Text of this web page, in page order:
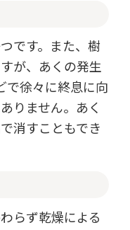
です。また、樹
が、あくの発生
で徐々に終息に向
りません。あく
消すこともでき
らず乾燥による